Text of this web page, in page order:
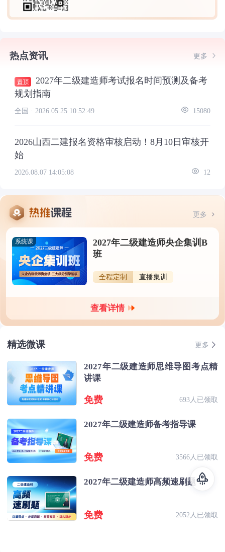
热点资讯 更多
2027年二级建造师考试报名时间预测及备考
规划指南
全国 · 2026.05.25 10:52:49 15080
2026山西二建报名资格审核启动！8月10日审核开
始
2026.08.07 14:05:08 12
更多
系统课
2027年二级建造师央企集训B
班
全程定制 直播集训
查看详情
精选微课 更多
2027年二级建造师思维导图考点精
讲课
免费 693人已领取
2027年二级建造师备考指导课
免费 3566人已领取
2027年二级建造师高频速刷题
免费 2052人已领取